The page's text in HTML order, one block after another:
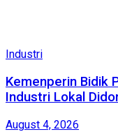
Industri
Kemenperin Bidik
Industri Lokal
August 4, 2026